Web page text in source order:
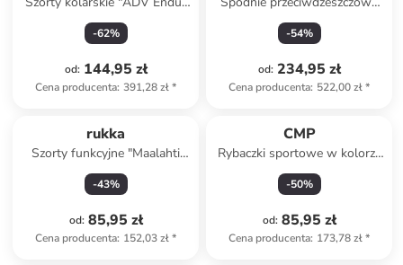
Solid" w kolorze czarnym
-62%
od: 144,95 zł
Cena producenta: 391,28 zł*
"PreCip Eco" w kolorze
czarnym
-54%
od: 234,95 zł
Cena producenta: 522,00 zł*
rukka
Szorty funkcyjne "Maalahti
V2" w kolorze czarnym
-43%
od: 85,95 zł
Cena producenta: 152,03 zł*
CMP
Rybaczki sportowe w kolorze
morskim
-50%
od: 85,95 zł
Cena producenta: 173,78 zł*